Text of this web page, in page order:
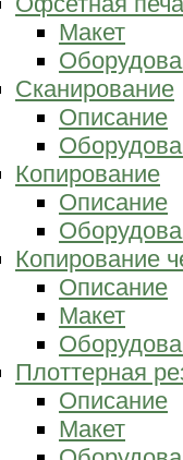
Макет
Сканирование
Описание
Копирование
Описание
Копирование
Описание
Макет
Плоттерная
Описание
Макет